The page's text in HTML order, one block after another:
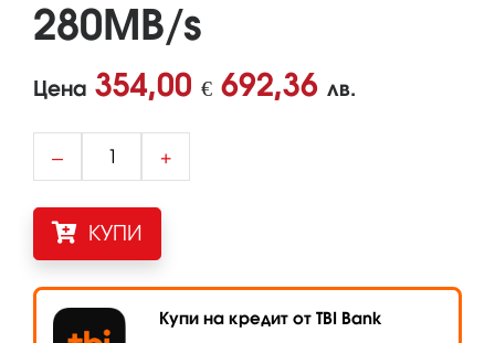
280MB/s
Цена 354,00 € 692,36 лв.
– +
КУПИ
Купи на кредит от TBI Bank